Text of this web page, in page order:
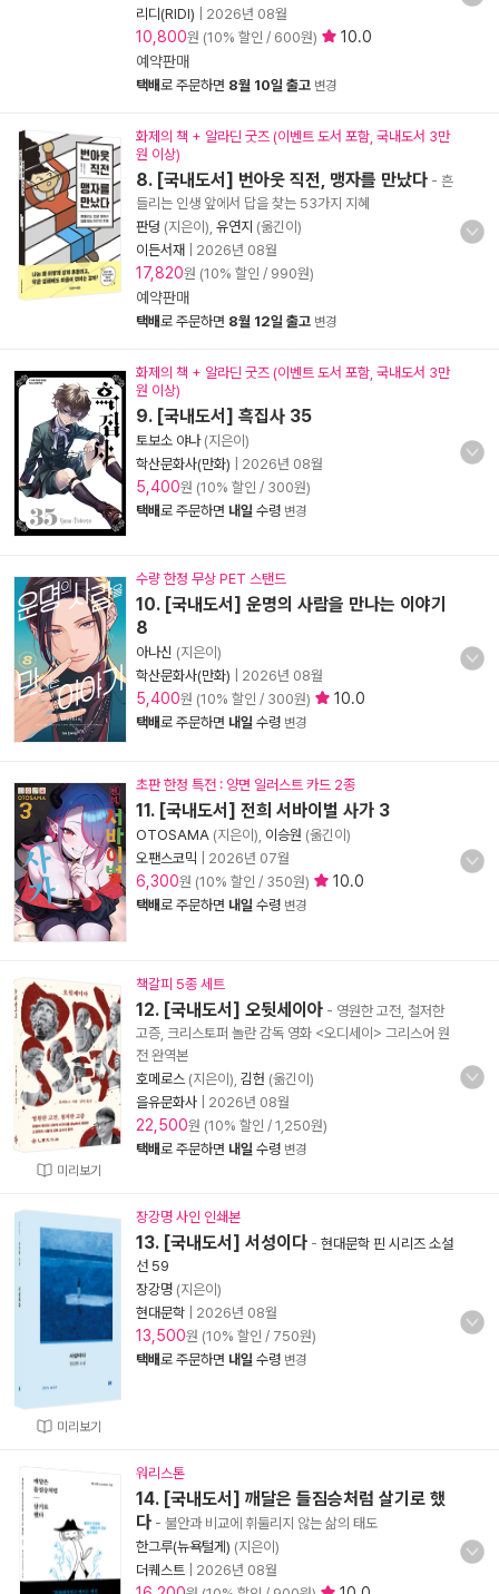
리디(RIDI)
2026년 08월
10,800원 (10% 할인 / 600원)
10.0
예약판매
택배로 주문하면 8월 10일 출고 변경
화제의 책 + 알라딘 굿즈 (이벤트 도서 포함, 국내도서 3만
원 이상)
8. [국내도서] 번아웃 직전, 맹자를 만났다 - 흔
들리는 인생 앞에서 답을 찾는 53가지 지혜
판덩 (지은이), 유연지 (옮긴이)
이든서재
2026년 08월
17,820원 (10% 할인 / 990원)
예약판매
택배로 주문하면 8월 12일 출고 변경
화제의 책 + 알라딘 굿즈 (이벤트 도서 포함, 국내도서 3만
원 이상)
9. [국내도서] 흑집사 35
토보소 야나(지은이)
학산문화사(만화)
2026년 08월
5,400원 (10% 할인 / 300원)
택배로 주문하면 내일 수령 변경
수량 한정 무상 PET 스탠드
10. [국내도서] 운명의 사람을 만나는 이야기
8
아나신 (지은이)
학산문화사(만화)
2026년 08월
5,400원 (10% 할인 / 300원) 10.0
택배로 주문하면 내일 수령 변경
초판 한정 특전 : 양면 일러스트 카드 2종
11. [국내도서] 전희 서바이벌 사가 3
OTOSAMA (지은이), 이승원 (옮긴이)
오팬스코믹
2026년 07월
6,300원 (10% 할인 / 350원) 10.0
택배로 주문하면 내일 수령 변경
미리보기
책갈피 5종 세트
12. [국내도서] 오뒷세이아 - 영원한 고전, 철저한
고증, 크리스토퍼 놀란 감독 영화 <오디세이> 그리스어 원
전 완역본
호메로스 (지은이), 김헌 (옮긴이)
을유문화사
2026년 08월
22,500원 (10% 할인 / 1,250원)
택배로 주문하면 내일 수령 변경
미리보기
장강명 사인 인쇄본
13. [국내도서] 서성이다 - 현대문학 핀 시리즈 소설
선 59
장강명 (지은이)
현대문학
2026년 08월
13,500원 (10% 할인 / 750원)
택배로 주문하면 내일 수령 변경
워리스톤
14. [국내도서] 깨달은 들짐승처럼 살기로 했
다 - 불안과 비교에 휘둘리지 않는 삶의 태도
한그루(뉴욕털게) (지은이)
더퀘스트
2026년 08월